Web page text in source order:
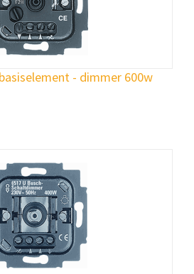
- dimmer 600w